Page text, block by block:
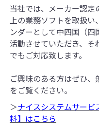
当社では、メーカー認定
上の業務ソフトを取扱
ンダーとして中四国（
活動させていただき、そ
でもご対応致します。
ご興味のある方はぜひ
をご覧ください。
＞ナイスシステムサー
料】はこちら